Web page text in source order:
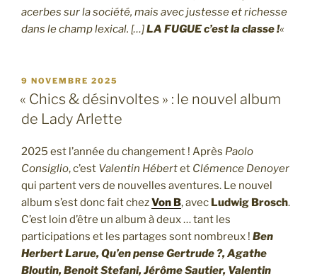
acerbes sur la société, mais avec justesse et richesse
dans le champ lexical. […]LA FUGUE c’est la classe !«
PUBLIÉ
LE
9 NOVEMBRE 2025
« Chics & désinvoltes » : le nouvel album
de Lady Arlette
2025 est l’année du changement ! Après Paolo
Consiglio, c’est Valentin Hébertet Clémence Denoyer
qui partent vers de nouvelles aventures. Le nouvel
album s’est donc fait chezVon B, avec Ludwig Brosch.
C’est loin d’être un album à deux … tant les
participations et les partages sont nombreux ! Ben
Herbert Larue, Qu’en pense Gertrude ?, Agathe
Bloutin, Benoit Stefani, Jérôme Sautier, Valentin